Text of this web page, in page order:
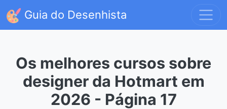
Guia do Desenhista
Os melhores cursos sobre
designer da Hotmart em
2026 - Página 17